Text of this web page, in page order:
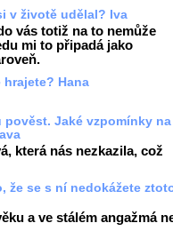
v životě udělal? Iva
vás totiž na to nemůže
mi to připadá jako
hrajete? Hana
pověst. Jaké vzpomínky
která nás nezkazila, což
že se s ní nedokážete
a ve stálém angažmá